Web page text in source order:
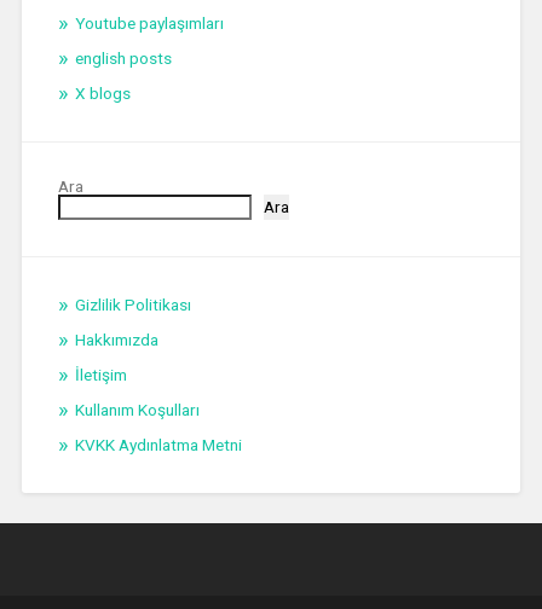
Youtube paylaşımları
english posts
X blogs
Ara
Ara
Gizlilik Politikası
Hakkımızda
İletişim
Kullanım Koşulları
KVKK Aydınlatma Metni